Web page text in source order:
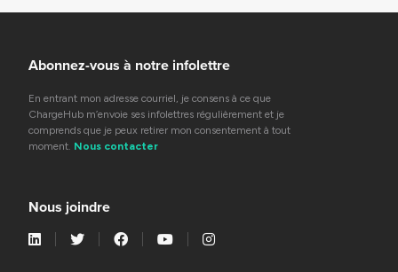
Abonnez-vous à notre infolettre
En entrant mon adresse courriel, je consens à ce que
ChargeHub m’envoie ses infolettres régulièrement et je
comprends que je peux retirer mon consentement à tout
moment. Nous contacter
Nous joindre